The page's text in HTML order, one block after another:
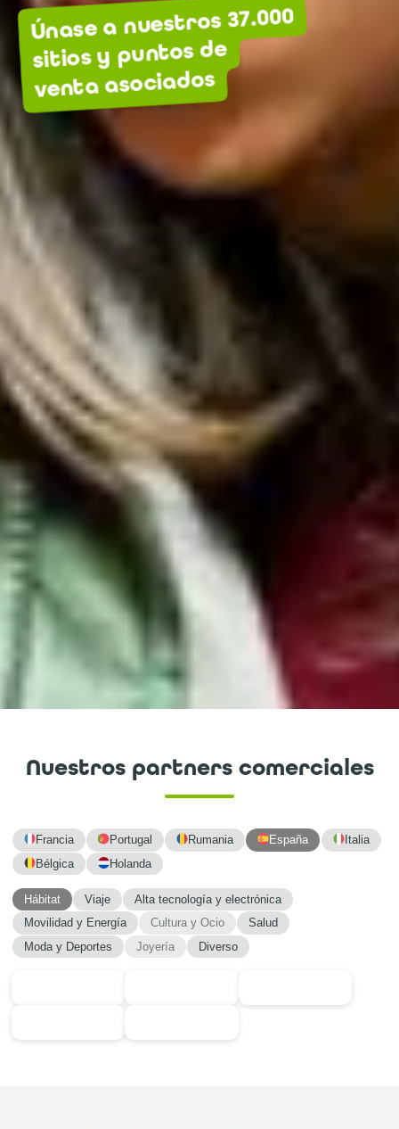
Únase a nuestros 37.000
sitios y puntos de
venta asociados
Nuestros partners comerciales
Francia Portugal Rumania España
Italia
Bélgica
Holanda
Hábitat Viaje
Alta tecnología y electrónica
Movilidad y Energía
Cultura y Ocio
Salud
Moda y Deportes
Joyería Diverso